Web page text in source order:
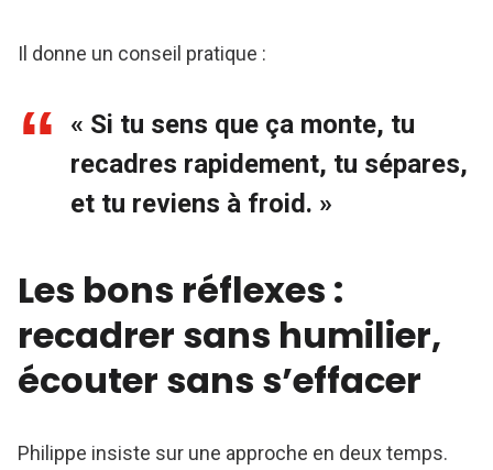
Il donne un conseil pratique :
« Si tu sens que ça monte, tu
recadres rapidement, tu sépares,
et tu reviens à froid. »
Les bons réflexes :
recadrer sans humilier,
écouter sans s’effacer
Philippe insiste sur une approche en deux temps.